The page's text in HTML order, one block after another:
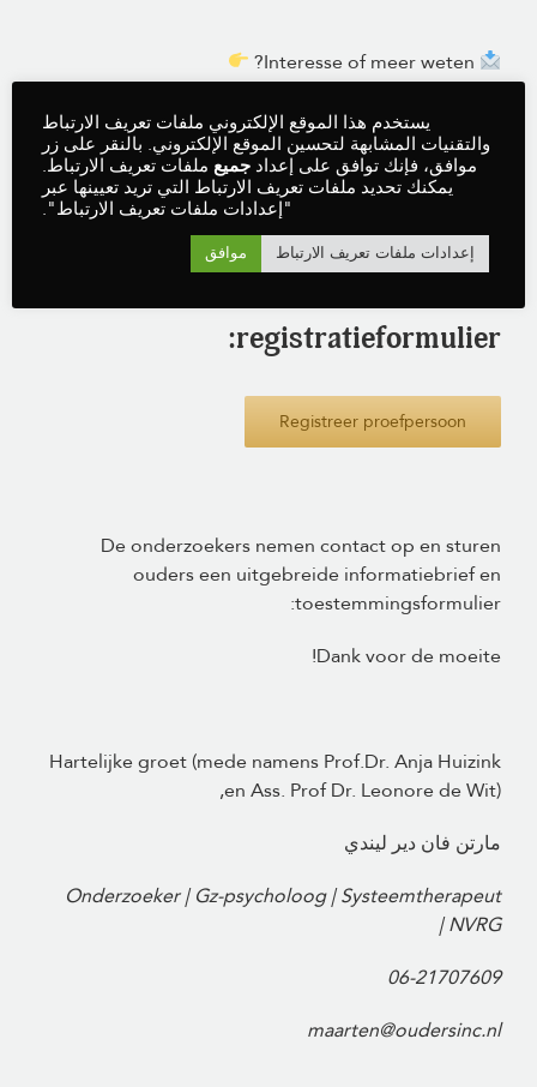
Meer lezen over het onderzoek?
Als ouders meteen willen meedoen,
noteer hier naam, telefoonnummer
registratieformulier:
Registreer proefpersoon
De onderzoekers nemen contact op en sturen
ouders een uitgebreide informatiebrief en
toestemmingsformulier:
Dank voor de moeite!
Hartelijke groet (mede namens Prof.Dr. Anja Huizink
en Ass. Prof Dr. Leonore de Wit),
مارتن فان دير ليندي
Onderzoeker | Gz-psycholoog | Systeemtherapeut
NVRG |
06-21707609
maarten@oudersinc.nl
يستخدم هذا الموقع الإلكتروني ملفات تعريف الارتباط
والتقنيات المشابهة لتحسين الموقع الإلكتروني. بالنقر على زر
موافق، فإنك توافق على إعداد جميع ملفات تعريف الارتباط.
يمكنك تحديد ملفات تعريف الارتباط التي تريد تعيينها عبر
"إعدادات ملفات تعريف الارتباط".
إعدادات ملفات تعريف الارتباط موافق